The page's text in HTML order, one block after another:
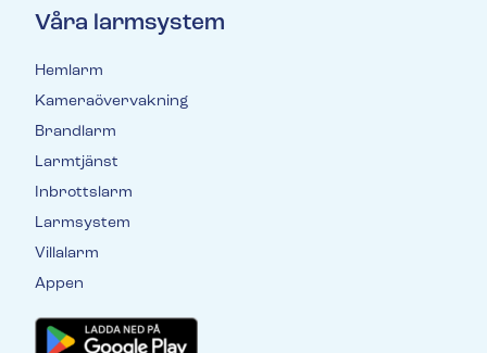
Våra larmsystem
Hemlarm
Kameraövervakning
Brandlarm
Larmtjänst
Inbrottslarm
Larmsystem
Villalarm
Appen